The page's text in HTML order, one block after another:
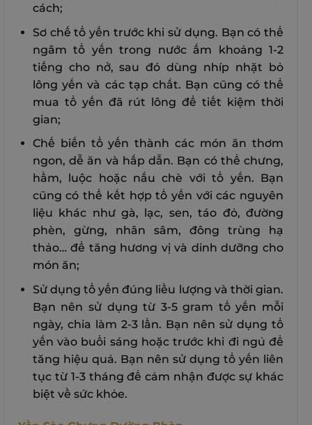
cách;
Sơ chế tổ yến trước khi sử dụng. Bạn có thể
ngâm tổ yến trong nước ấm khoảng 1-2
tiếng cho nở, sau đó dùng nhíp nhặt bỏ
lông yến và các tạp chất. Bạn cũng có thể
mua tổ yến đã rút lông để tiết kiệm thời
gian;
Chế biến tổ yến thành các món ăn thơm
ngon, dễ ăn và hấp dẫn. Bạn có thể chưng,
hầm, luộc hoặc nấu chè với tổ yến. Bạn
cũng có thể kết hợp tổ yến với các nguyên
liệu khác như gà, lạc, sen, táo đỏ, đường
phèn, gừng, nhân sâm, đông trùng hạ
thảo… để tăng hương vị và dinh dưỡng cho
món ăn;
Sử dụng tổ yến đúng liều lượng và thời gian.
Bạn nên sử dụng từ 3-5 gram tổ yến mỗi
ngày, chia làm 2-3 lần. Bạn nên sử dụng tổ
yến vào buổi sáng hoặc trước khi đi ngủ để
tăng hiệu quả. Bạn nên sử dụng tổ yến liên
tục từ 1-3 tháng để cảm nhận được sự khác
biệt về sức khỏe.